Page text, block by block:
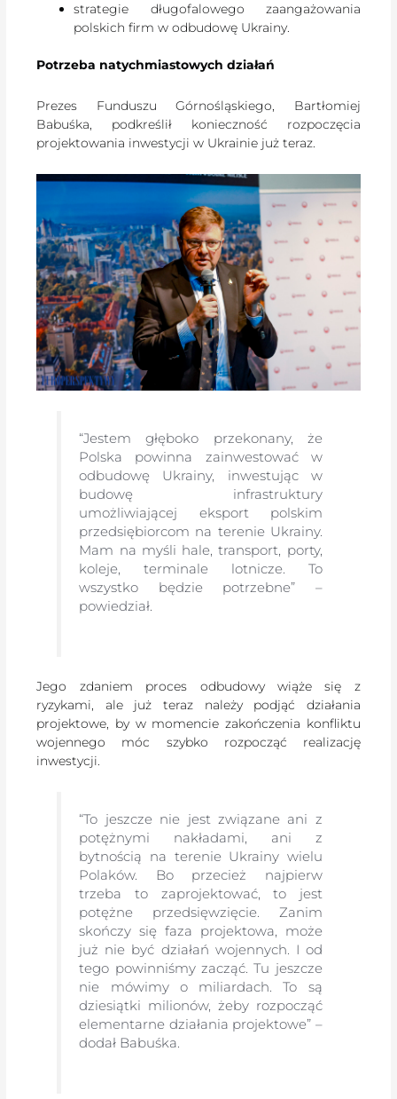
strategie długofalowego zaangażowania
polskich firm w odbudowę Ukrainy.
Potrzeba natychmiastowych działań
Prezes Funduszu Górnośląskiego, Bartłomiej
Babuśka, podkreślił konieczność rozpoczęcia
projektowania inwestycji w Ukrainie już teraz.
“Jestem głęboko przekonany, że
Polska powinna zainwestować w
odbudowę Ukrainy, inwestując w
budowę infrastruktury
umożliwiającej eksport polskim
przedsiębiorcom na terenie Ukrainy.
Mam na myśli hale, transport, porty,
koleje, terminale lotnicze. To
wszystko będzie potrzebne” –
powiedział.
Jego zdaniem proces odbudowy wiąże się z
ryzykami, ale już teraz należy podjąć działania
projektowe, by w momencie zakończenia konfliktu
wojennego móc szybko rozpocząć realizację
inwestycji.
“To jeszcze nie jest związane ani z
potężnymi nakładami, ani z
bytnością na terenie Ukrainy wielu
Polaków. Bo przecież najpierw
trzeba to zaprojektować, to jest
potężne przedsięwzięcie. Zanim
skończy się faza projektowa, może
już nie być działań wojennych. I od
tego powinniśmy zacząć. Tu jeszcze
nie mówimy o miliardach. To są
dziesiątki milionów, żeby rozpocząć
elementarne działania projektowe” –
dodał Babuśka.